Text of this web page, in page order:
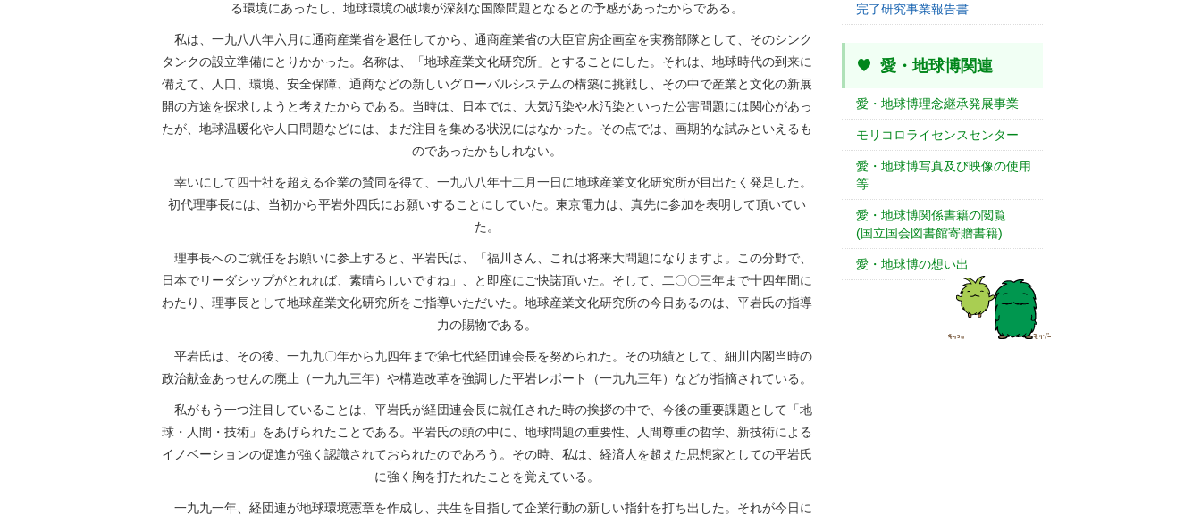
る環境にあったし、地球環境の破壊が深刻な国際問題となるとの予感があったからである。
私は、一九八八年六月に通商産業省を退任してから、通商産業省の大臣官房企画室を実務部隊として、そのシンク
タンクの設立準備にとりかかった。名称は、「地球産業文化研究所」とすることにした。それは、地球時代の到来に
備えて、人口、環境、安全保障、通商などの新しいグローバルシステムの構築に挑戦し、その中で産業と文化の新展
開の方途を探求しようと考えたからである。当時は、日本では、大気汚染や水汚染といった公害問題には関心があっ
たが、地球温暖化や人口問題などには、まだ注目を集める状況にはなかった。その点では、画期的な試みといえるも
のであったかもしれない。
幸いにして四十社を超える企業の賛同を得て、一九八八年十二月一日に地球産業文化研究所が目出たく発足した。
初代理事長には、当初から平岩外四氏にお願いすることにしていた。東京電力は、真先に参加を表明して頂いてい
た。
理事長へのご就任をお願いに参上すると、平岩氏は、「福川さん、これは将来大問題になりますよ。この分野で、
日本でリーダシップがとれれば、素晴らしいですね」、と即座にご快諾頂いた。そして、二〇〇三年まで十四年間に
わたり、理事長として地球産業文化研究所をご指導いただいた。地球産業文化研究所の今日あるのは、平岩氏の指導
力の賜物である。
平岩氏は、その後、一九九〇年から九四年まで第七代経団連会長を努められた。その功績として、細川内閣当時の
政治献金あっせんの廃止（一九九三年）や構造改革を強調した平岩レポート（一九九三年）などが指摘されている。
私がもう一つ注目していることは、平岩氏が経団連会長に就任された時の挨拶の中で、今後の重要課題として「地
球・人間・技術」をあげられたことである。平岩氏の頭の中に、地球問題の重要性、人間尊重の哲学、新技術による
イノベーションの促進が強く認識されておられたのであろう。その時、私は、経済人を超えた思想家としての平岩氏
に強く胸を打たれたことを覚えている。
一九九一年、経団連が地球環境憲章を作成し、共生を目指して企業行動の新しい指針を打ち出した。それが今日に
完了研究事業報告書
愛・地球博関連
愛・地球博理念継承発展事業
モリコロライセンスセンター
愛・地球博写真及び映像の使用
等
愛・地球博関係書籍の閲覧
(国立国会図書館寄贈書籍)
愛・地球博の想い出